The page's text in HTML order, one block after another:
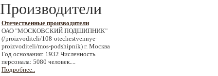
Производители
Отечественные производители
ОАО "МОСКОВСКИЙ ПОДШИПНИК"
(/proizvoditeli/108-otechestvennye-
proizvoditeli/mos-podshipnik) г. Москва
Год основания: 1932 Численность
персонала: 5080 человек....
Подробнее..